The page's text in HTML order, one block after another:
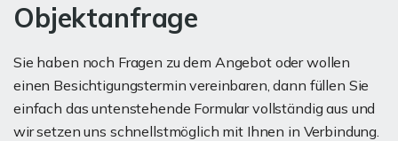
Objektanfrage
Sie haben noch Fragen zu dem Angebot oder wollen
einen Besichtigungstermin vereinbaren, dann füllen Sie
einfach das untenstehende Formular vollständig aus und
wir setzen uns schnellstmöglich mit Ihnen in Verbindung.